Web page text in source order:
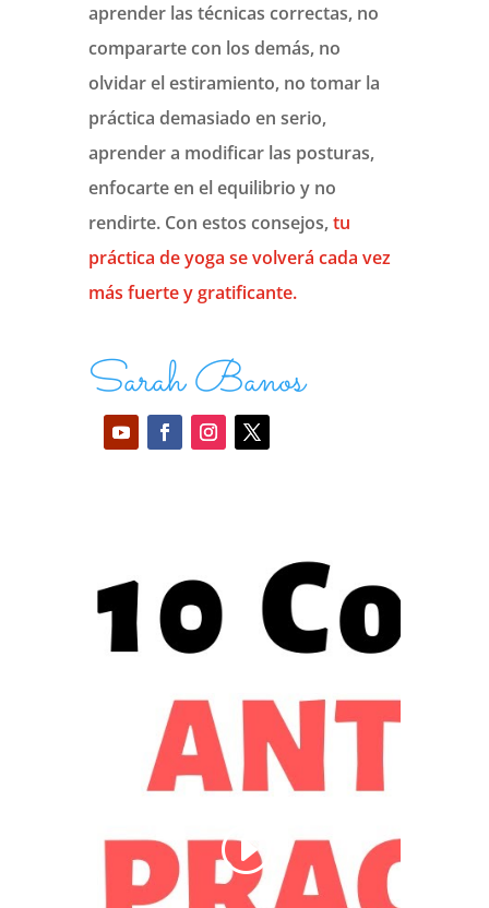
aprender las técnicas correctas, no
compararte con los demás, no
olvidar el estiramiento, no tomar la
práctica demasiado en serio,
aprender a modificar las posturas,
enfocarte en el equilibrio y no
rendirte. Con estos consejos,tu
práctica de yoga se volverá cada vez
más fuerte y gratificante.
Sarah Banos